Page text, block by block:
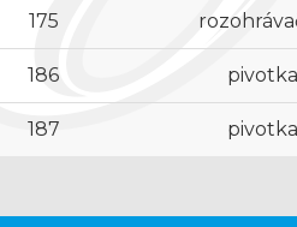
175
186 pivotka
187 pivotka